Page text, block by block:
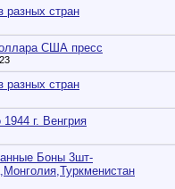
разных стран
США пресс
разных стран
1944 г. Венгрия
Боны 3шт-